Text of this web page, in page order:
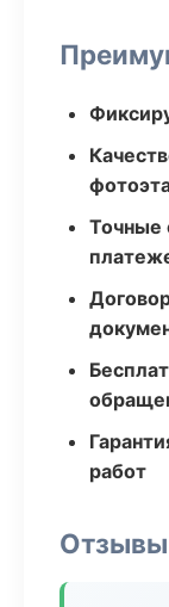
Точные
работ
Отзывы